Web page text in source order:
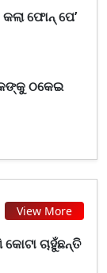
ଫୋନ୍ ପେ’
ଠକେଇ
View More
ଚାହୁଁଛନ୍ତି